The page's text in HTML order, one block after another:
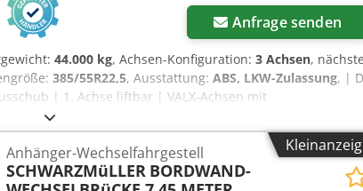
Anfrage senden
44.000 kg, Achsen-Konfiguration: 3 Achsen, nächste
385/55R22,5, Ausstattung: ABS, LKW-Zulassung, |
| 1. Achse liftbar | VALX-Achsen mit
| Irrtum, Eingabe und Vorverkauf vorbehalten.
Anhänger-Wechselfahrgestell
SCHWARZMüLLER BORDWAND-